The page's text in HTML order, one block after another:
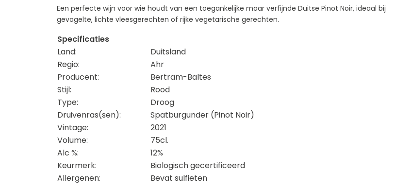
Een perfecte wijn voor wie houdt van een toegankelijke maar verfijnde Duitse Pinot Noir, ideaal bij
gevogelte, lichte vleesgerechten of rijke vegetarische gerechten.
Specificaties
Land:
Duitsland
Regio:
Ahr
Producent:
Bertram-Baltes
Stijl:
Rood
Type:
Droog
Druivenras(sen):
Spatburgunder (Pinot Noir)
Vintage:
2021
Volume:
75cl.
Alc %:
12%
Keurmerk:
Biologisch gecertificeerd
Allergenen:
Bevat sulfieten